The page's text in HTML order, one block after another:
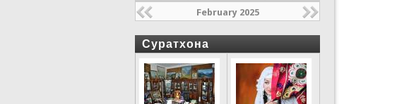
February 2025
Суратхона